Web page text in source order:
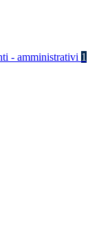
- amministrativi 1